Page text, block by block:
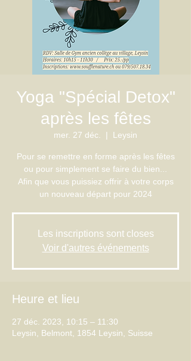
Yoga "Spécial Detox"
après les fêtes
mer. 27 déc.
  |
Leysin
Pour se remettre en forme après les fêtes
ou pour simplement se faire du bien...
Afin que vous puissiez offrir à votre corps
un nouveau départ pour 2024
Les inscriptions sont closes
Voir d'autres événements
Heure et lieu
27 déc. 2023, 10:15 – 11:30
Leysin, Belmont, 1854 Leysin, Suisse